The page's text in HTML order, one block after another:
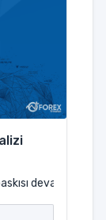
devam